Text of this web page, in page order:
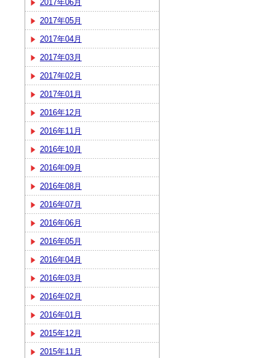
2017年06月
2017年05月
2017年04月
2017年03月
2017年02月
2017年01月
2016年12月
2016年11月
2016年10月
2016年09月
2016年08月
2016年07月
2016年06月
2016年05月
2016年04月
2016年03月
2016年02月
2016年01月
2015年12月
2015年11月